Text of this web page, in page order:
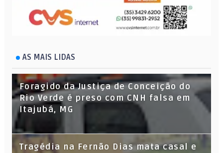
AS MAIS LIDAS
Foragido da Justiça de Conceição do
Rio Verde é preso com CNH falsa em
Itajubá, MG
Tragédia na Fernão Dias mata casal e